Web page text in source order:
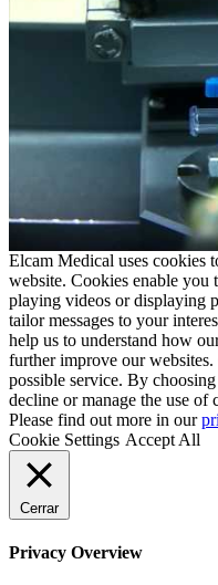
Elcam Medical uses cookies
website. Cookies enable you
playing videos or displaying
tailor messages to your
help us to understand how
further improve our
possible service. By
decline or manage the use
Please find out more in our
Cookie Settings Accept All
Cerrar
Privacy Overview